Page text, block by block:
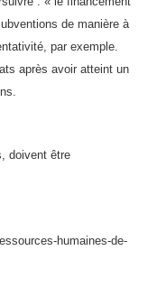
de manière à
par exemple.
après avoir atteint un
doivent être
humaines-de-